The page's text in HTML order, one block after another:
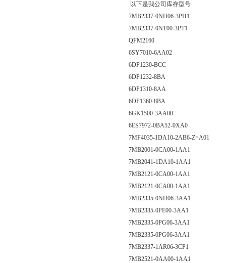
以下是我公司库存型号
7MB2337-0NH06-3PH1
7MB2337-0NT00-3PT1
QFM2160
6SY7010-6AA02
6DP1230-BCC
6DP1232-8BA
6DP1310-8AA
6DP1360-8BA
6GK1500-3AA00
6ES7972-0BA52-0XA0
7MF4035-1DA10-2AB6-Z=A01
7MB2001-0CA00-1AA1
7MB2041-1DA10-1AA1
7MB2121-0CA00-1AA1
7MB2121-0CA00-1AA1
7MB2335-0NH06-3AA1
7MB2335-0PE00-3AA1
7MB2335-0PG06-3AA1
7MB2335-0PG06-3AA1
7MB2337-1AR06-3CP1
7MB2521-0AA00-1AA1